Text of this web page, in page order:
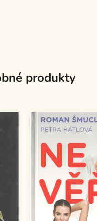
produkty